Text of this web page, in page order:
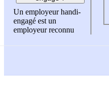
Un employeur handi-
engagé est un
employeur reconnu